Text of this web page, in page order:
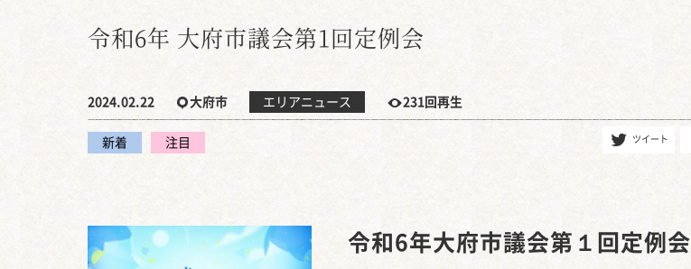
令和6年 大府市議会第1回定例会
2024.02.22 大府市 エリアニュース 231回再生
新着 注目 ツイート
令和6年大府市議会第１回定例会